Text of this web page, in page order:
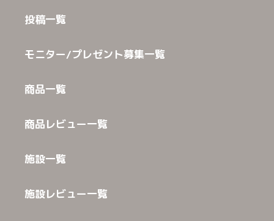
投稿一覧
モニター/プレゼント募集一覧
商品一覧
商品レビュー一覧
施設一覧
施設レビュー一覧